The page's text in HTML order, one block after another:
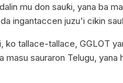
mu don sauƙi, yana ba
ingantaccen juzu'i cikin
ko tallace-tallace, GGLOT
masu sauraron Telugu, yana